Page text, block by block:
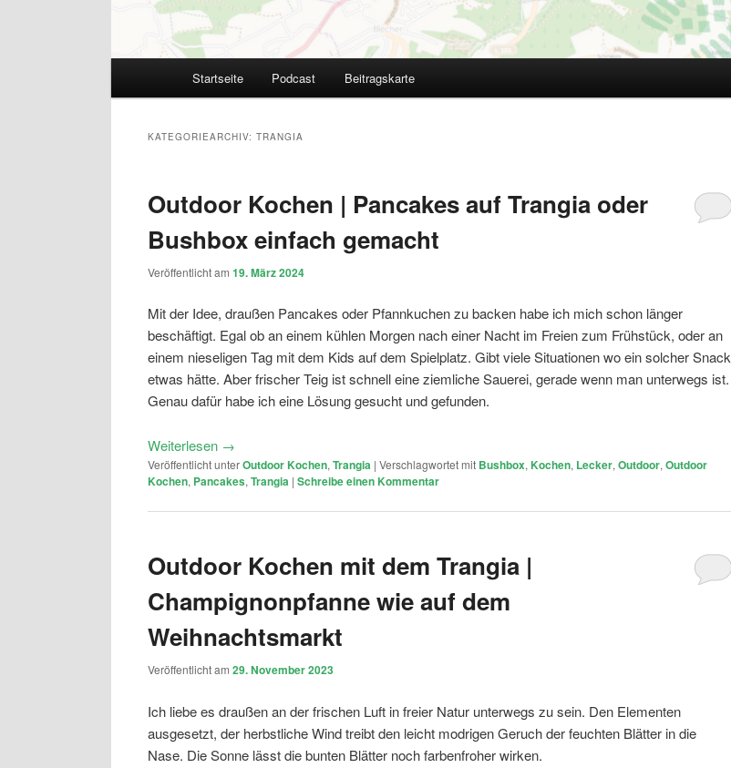
Startseite Podcast Beitragskarte
KATEGORIEARCHIV: TRANGIA
Outdoor Kochen | Pancakes auf Trangia oder
Bushbox einfach gemacht
Veröffentlicht am 19. März 2024
Mit der Idee, draußen Pancakes oder Pfannkuchen zu backen habe ich mich schon länger
beschäftigt. Egal ob an einem kühlen Morgen nach einer Nacht im Freien zum Frühstück, oder an
einem nieseligen Tag mit dem Kids auf dem Spielplatz. Gibt viele Situationen wo ein solcher Snack
etwas hätte. Aber frischer Teig ist schnell eine ziemliche Sauerei, gerade wenn man unterwegs ist.
Genau dafür habe ich eine Lösung gesucht und gefunden.
Weiterlesen →
Veröffentlicht unterOutdoor Kochen, Trangia | Verschlagwortet mit Bushbox, Kochen, Lecker, Outdoor, Outdoor
Kochen, Pancakes, Trangia | Schreibe einen Kommentar
Outdoor Kochen mit dem Trangia |
Champignonpfanne wie auf dem
Weihnachtsmarkt
Veröffentlicht am 29. November 2023
Ich liebe es draußen an der frischen Luft in freier Natur unterwegs zu sein. Den Elementen
ausgesetzt, der herbstliche Wind treibt den leicht modrigen Geruch der feuchten Blätter in die
Nase. Die Sonne lässt die bunten Blätter noch farbenfroher wirken.